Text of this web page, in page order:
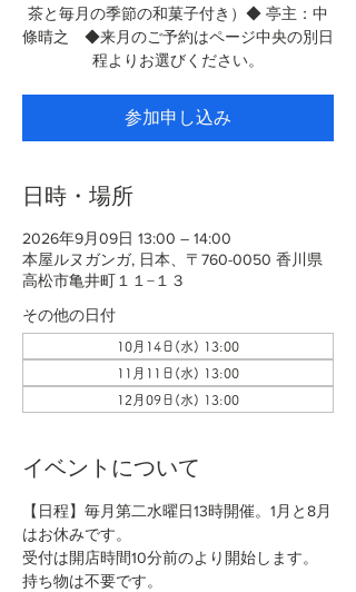
茶と毎月の季節の和菓子付き）◆ 亭主：中
條晴之 ◆来月のご予約はページ中央の別日
程よりお選びください。
参加申し込み
日時・場所
2026年9月09日 13:00 – 14:00
本屋ルヌガンガ, 日本、〒760-0050 香川県
高松市亀井町１１−１３
その他の日付
10月14日(水) 13:00
11月11日(水) 13:00
12月09日(水) 13:00
イベントについて
【日程】毎月第二水曜日13時開催。1月と8月
はお休みです。
受付は開店時間10分前のより開始します。
持ち物は不要です。